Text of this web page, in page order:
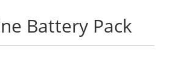
Battery Pack